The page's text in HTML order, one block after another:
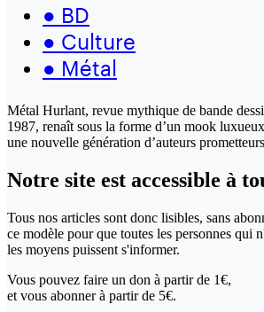
● BD
● Culture
● Métal
Métal Hurlant, revue mythique de bande
1987, renaît sous la forme d’un mook
une nouvelle génération d’auteurs
Notre site est accessible à
Tous nos articles sont donc lisibles, sans
ce modèle pour que toutes les personnes qui
les moyens puissent s'informer.
Vous pouvez faire un don à partir de 1€,
et vous abonner à partir de 5€.